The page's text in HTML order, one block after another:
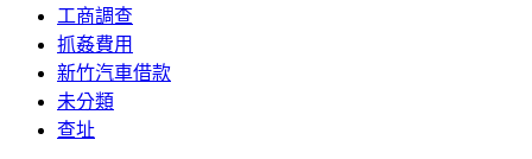
工商調查
抓姦費用
新竹汽車借款
未分類
查址